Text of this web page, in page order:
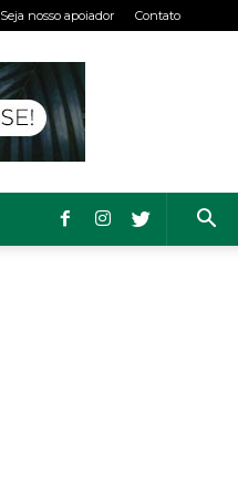
Seja nosso apoiador Contato